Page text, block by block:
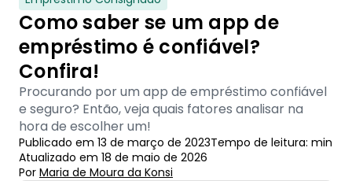
Como saber se um app de
empréstimo é confiável?
Confira!
Procurando por um app de empréstimo confiável
e seguro? Então, veja quais fatores analisar na
hora de escolher um!
Publicado em 13 de março de 2023Tempo de leitura: min
Atualizado em 18 de maio de 2026
Por Maria de Moura da Konsi